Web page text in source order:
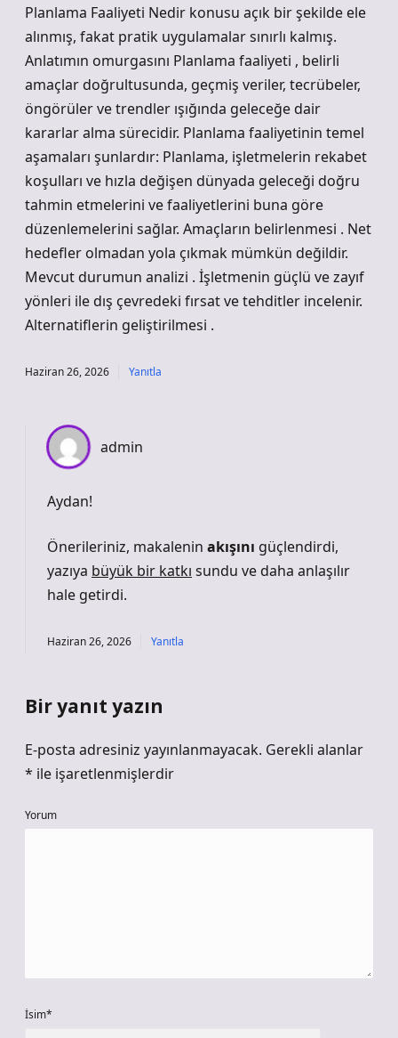
Planlama Faaliyeti Nedir konusu açık bir şekilde ele
alınmış, fakat pratik uygulamalar sınırlı kalmış.
Anlatımın omurgasını Planlama faaliyeti , belirli
amaçlar doğrultusunda, geçmiş veriler, tecrübeler,
öngörüler ve trendler ışığında geleceğe dair
kararlar alma sürecidir. Planlama faaliyetinin temel
aşamaları şunlardır: Planlama, işletmelerin rekabet
koşulları ve hızla değişen dünyada geleceği doğru
tahmin etmelerini ve faaliyetlerini buna göre
düzenlemelerini sağlar. Amaçların belirlenmesi . Net
hedefler olmadan yola çıkmak mümkün değildir.
Mevcut durumun analizi . İşletmenin güçlü ve zayıf
yönleri ile dış çevredeki fırsat ve tehditler incelenir.
Alternatiflerin geliştirilmesi .
Haziran 26, 2026 Yanıtla
admin
Aydan!
Önerileriniz, makalenin akışını güçlendirdi,
yazıya büyük bir katkı sundu vedaha anlaşılır
hale getirdi.
Haziran 26, 2026 Yanıtla
Bir yanıt yazın
E-posta adresiniz yayınlanmayacak. Gerekli alanlar
* ile işaretlenmişlerdir
Yorum
İsim*